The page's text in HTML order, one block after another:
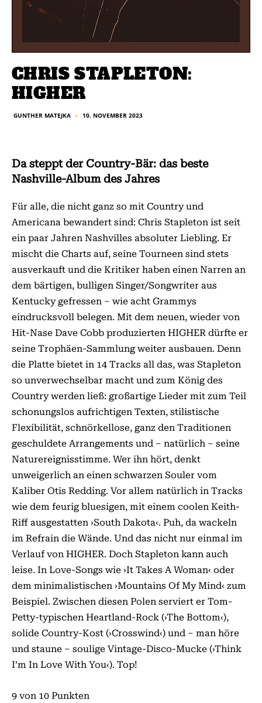
CHRIS STAPLETON:
HIGHER
GUNTHER MATEJKA ■ 10. NOVEMBER 2023
Da steppt der Country-Bär: das beste
Nashville-Album des Jahres
Für alle, die nicht ganz so mit Country und
Americana bewandert sind: Chris Stapleton ist seit
ein paar Jahren Nashvilles absoluter Liebling. Er
mischt die Charts auf, seine Tourneen sind stets
ausverkauft und die Kritiker haben einen Narren an
dem bärtigen, bulligen Singer/Songwriter aus
Kentucky gefressen – wie acht Grammys
eindrucksvoll belegen. Mit dem neuen, wieder von
Hit-Nase Dave Cobb produzierten HIGHER dürfte er
seine Trophäen-Sammlung weiter ausbauen. Denn
die Platte bietet in 14 Tracks all das, was Stapleton
so unverwechselbar macht und zum König des
Country werden ließ: großartige Lieder mit zum Teil
schonungslos aufrichtigen Texten, stilistische
Flexibilität, schnörkellose, ganz den Traditionen
geschuldete Arrangements und – natürlich – seine
Naturereignisstimme. Wer ihn hört, denkt
unweigerlich an einen schwarzen Souler vom
Kaliber Otis Redding. Vor allem natürlich in Tracks
wie dem feurig bluesigen, mit einem coolen Keith-
Riff ausgestatten ›South Dakota‹. Puh, da wackeln
im Refrain die Wände. Und das nicht nur einmal im
Verlauf von HIGHER. Doch Stapleton kann auch
leise. In Love-Songs wie ›It Takes A Woman‹ oder
dem minimalistischen ›Mountains Of My Mind‹ zum
Beispiel. Zwischen diesen Polen serviert er Tom-
Petty-typischen Heartland-Rock (›The Bottom‹),
solide Country-Kost (›Crosswind‹) und – man höre
und staune – soulige Vintage-Disco-Mucke (›Think
I’m In Love With You‹). Top!
9 von 10 Punkten